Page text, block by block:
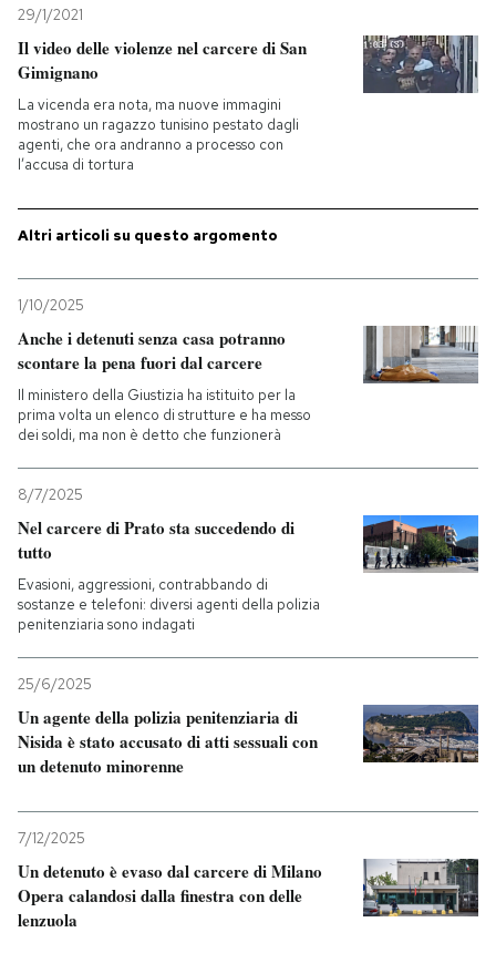
29/1/2021
Il video delle violenze nel carcere di San
Gimignano
La vicenda era nota, ma nuove immagini
mostrano un ragazzo tunisino pestato dagli
agenti, che ora andranno a processo con
l’accusa di tortura
Altri articoli su questo argomento
1/10/2025
Anche i detenuti senza casa potranno
scontare la pena fuori dal carcere
Il ministero della Giustizia ha istituito per la
prima volta un elenco di strutture e ha messo
dei soldi, ma non è detto che funzionerà
8/7/2025
Nel carcere di Prato sta succedendo di
tutto
Evasioni, aggressioni, contrabbando di
sostanze e telefoni: diversi agenti della polizia
penitenziaria sono indagati
25/6/2025
Un agente della polizia penitenziaria di
Nisida è stato accusato di atti sessuali con
un detenuto minorenne
7/12/2025
Un detenuto è evaso dal carcere di Milano
Opera calandosi dalla finestra con delle
lenzuola